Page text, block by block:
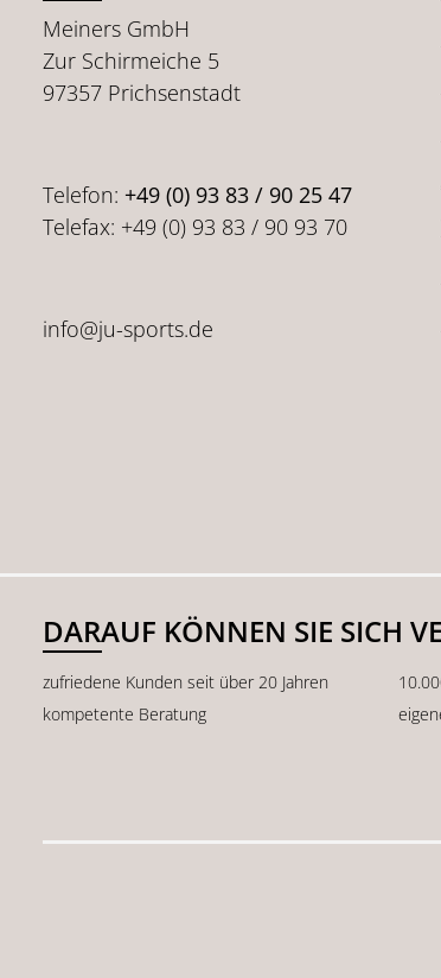
Meiners GmbH
Zur Schirmeiche 5
97357 Prichsenstadt
Telefon: +49 (0) 93 83 / 90 25 47
Telefax: +49 (0) 93 83 / 90 93 70
info@ju-sports.de
DARAUF KÖNNEN SIE SICH
zufriedene Kunden seit über 20 Jahren
kompetente Beratung